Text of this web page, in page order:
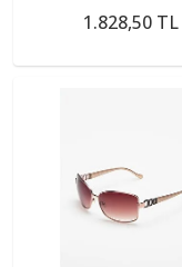
1.828,50 TL